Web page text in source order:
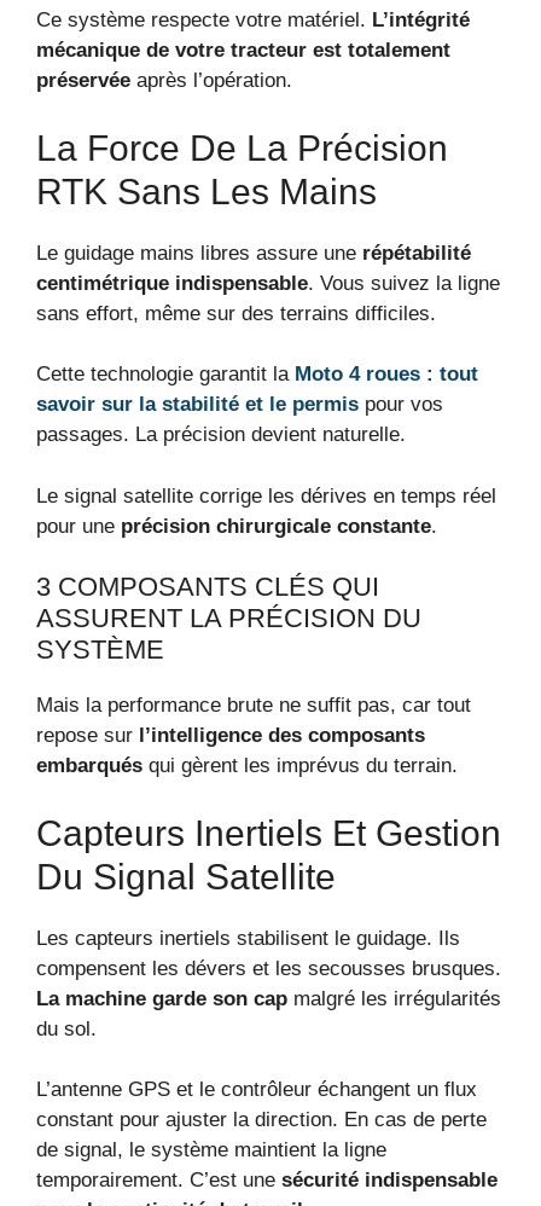
Ce système respecte votre matériel. L’intégrité
mécanique de votre tracteur est totalement
préservée après l’opération.
La Force De La Précision
RTK Sans Les Mains
Le guidage mains libres assure une répétabilité
centimétrique indispensable. Vous suivez la ligne
sans effort, même sur des terrains difficiles.
Cette technologie garantit la Moto 4 roues : tout
savoir sur la stabilité et le permis pour vos
passages. La précision devient naturelle.
Le signal satellite corrige les dérives en temps réel
pour une précision chirurgicale constante.
3 COMPOSANTS CLÉS QUI
ASSURENT LA PRÉCISION DU
SYSTÈME
Mais la performance brute ne suffit pas, car tout
repose sur l’intelligence des composants
embarqués qui gèrent les imprévus du terrain.
Capteurs Inertiels Et Gestion
Du Signal Satellite
Les capteurs inertiels stabilisent le guidage. Ils
compensent les dévers et les secousses brusques.
La machine garde son cap malgré les irrégularités
du sol.
L’antenne GPS et le contrôleur échangent un flux
constant pour ajuster la direction. En cas de perte
de signal, le système maintient la ligne
temporairement. C’est une sécurité indispensable